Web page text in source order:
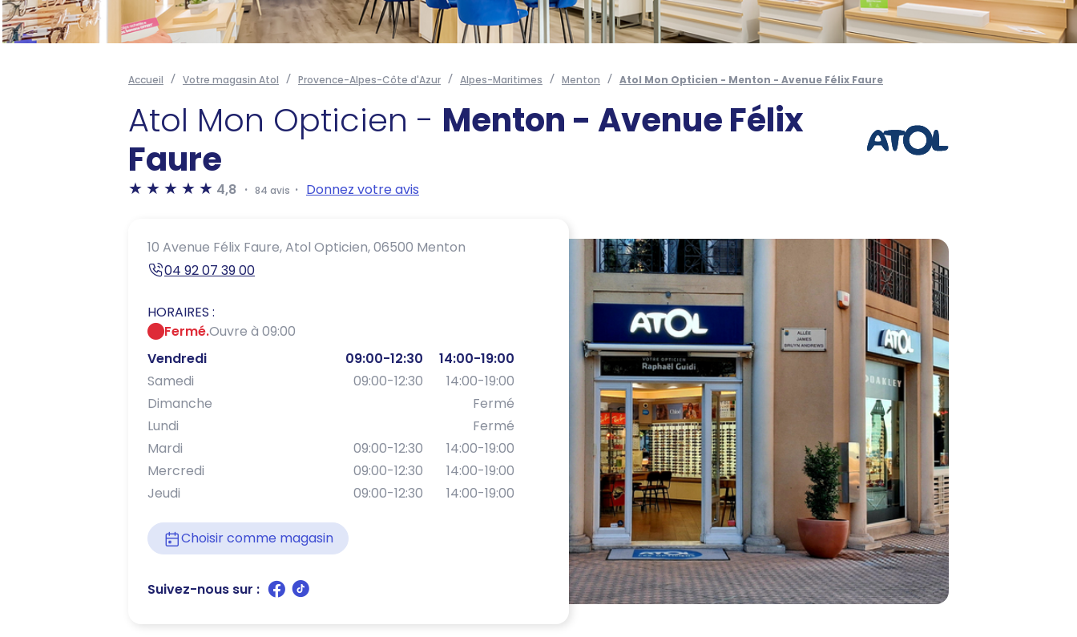
Accueil Votre magasin Atol Provence-Alpes-Côte d'Azur Alpes-Maritimes Menton Atol Mon Opticien - Menton - Avenue Félix Faure
Atol Mon Opticien - Menton - Avenue Félix
Faure
4,8 84 avis Donnez votre avis
10 Avenue Félix Faure,Atol Opticien,06500 Menton
04 92 07 39 00
HORAIRES :
Fermé.Ouvre à 09:00
Vendredi
09:00-12:30
14:00-19:00
Samedi
09:00-12:30
14:00-19:00
Dimanche
Fermé
Lundi
Fermé
Mardi
09:00-12:30
14:00-19:00
Mercredi
09:00-12:30
14:00-19:00
Jeudi
09:00-12:30 14:00-19:00
Choisir comme magasin
Suivez-nous sur :